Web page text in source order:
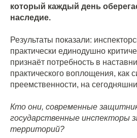
который каждый день
наследие.
Результаты показали:
практически единодушно
признаёт потребность в
практического воплощения, как
преемственности, на
Кто они, современные
государственные инспекторы
территорий?